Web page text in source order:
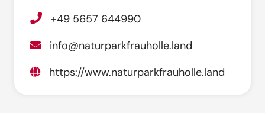
+49 5657 644990
info@naturparkfrauholle.land
https://www.naturparkfrauholle.land